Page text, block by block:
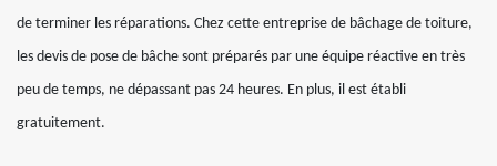
de terminer les réparations. Chez cette entreprise de bâchage de toiture,
les devis de pose de bâche sont préparés par une équipe réactive en très
peu de temps, ne dépassant pas 24 heures. En plus, il est établi
gratuitement.